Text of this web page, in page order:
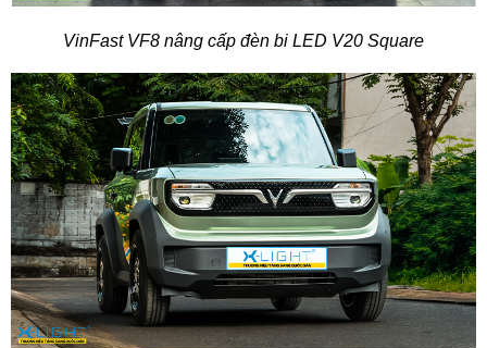
VinFast VF8 nâng cấp đèn bi LED V20 Square